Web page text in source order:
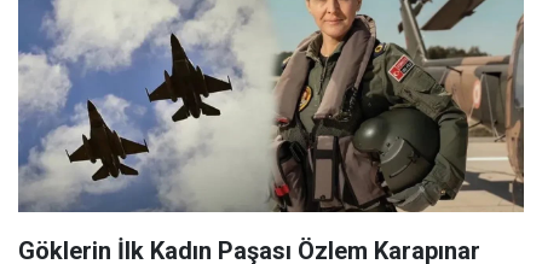
Göklerin İlk Kadın Paşası Özlem Karapınar